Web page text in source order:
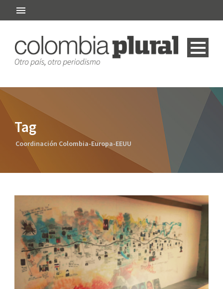
Tag
Coordinación Colombia-Europa-EEUU